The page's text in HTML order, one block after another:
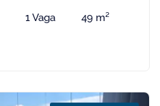
1 Vaga 49 m²